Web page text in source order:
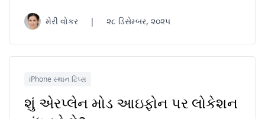
મેરી વોકર | ૨૮ ડિસેમ્બર, ૨૦૨૫
iPhone સ્થાન ટિપ્સ
શું એરપ્લેન મોડ આઇફોન પર લોકેશન